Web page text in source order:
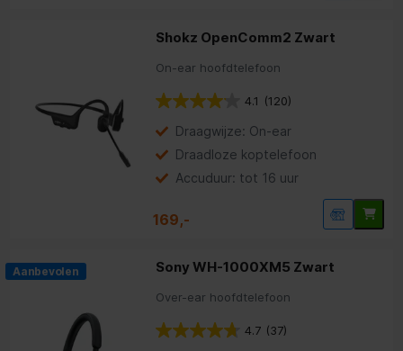
Shokz OpenComm2 Zwart
On-ear hoofdtelefoon
4.1 (120)
Draagwijze: On-ear
Draadloze koptelefoon
Accuduur: tot 16 uur
169,-
Aanbevolen Sony WH-1000XM5 Zwart
Over-ear hoofdtelefoon
4.7 (37)